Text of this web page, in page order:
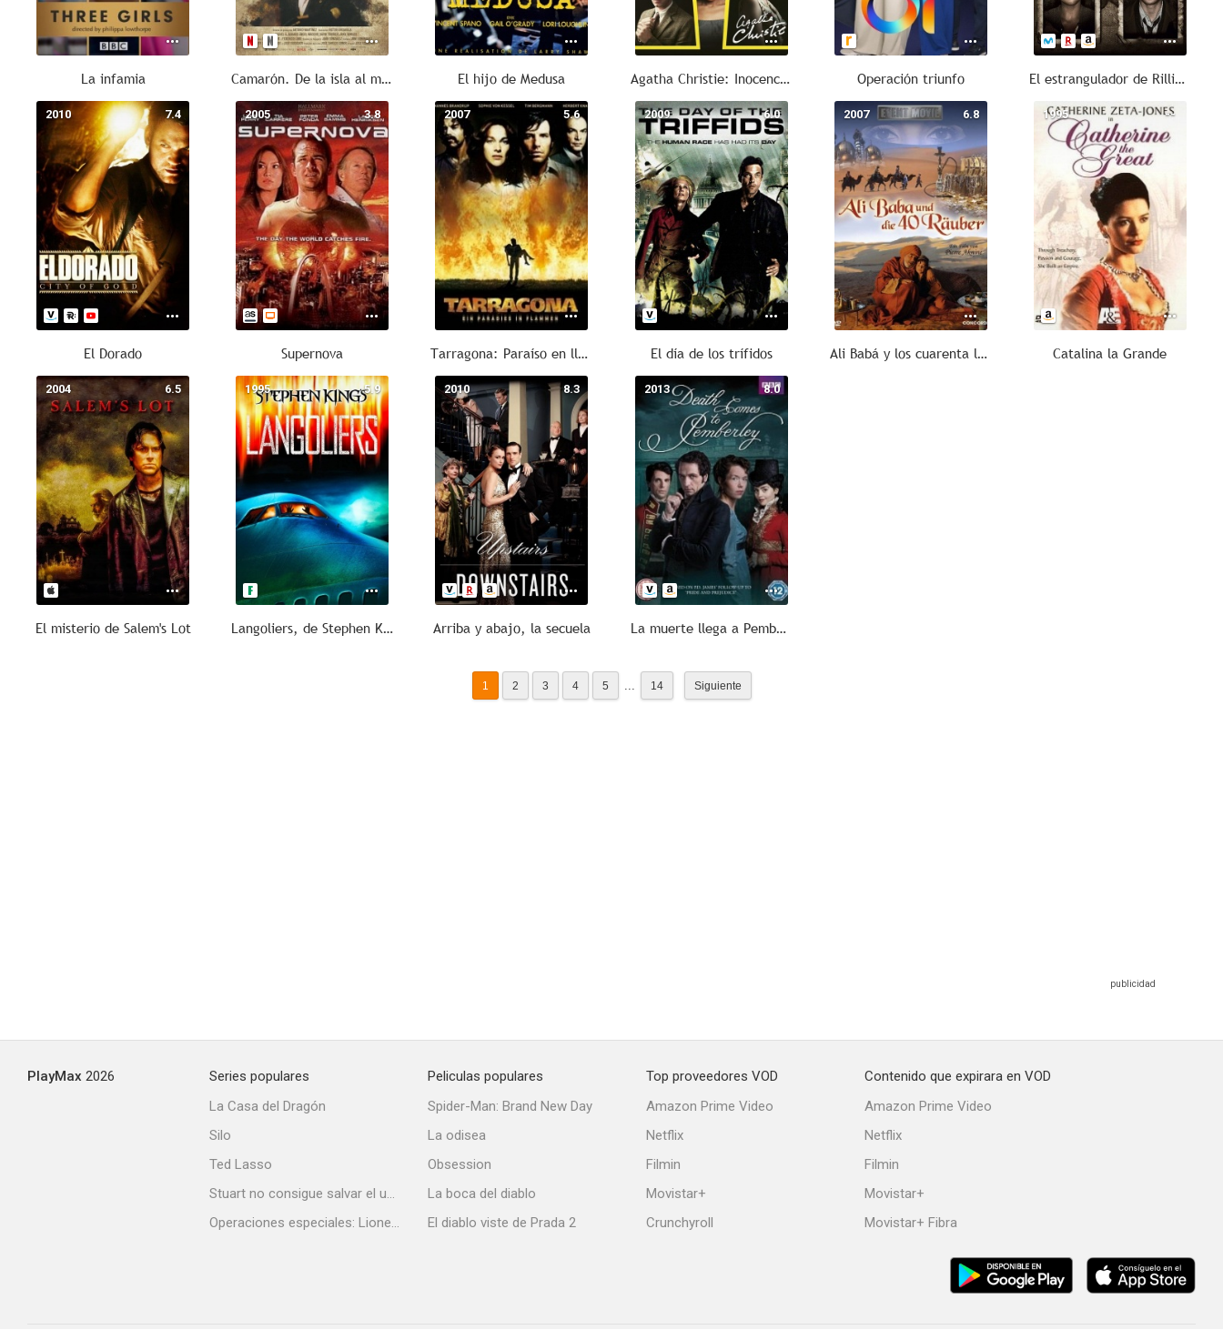
La infamia Camarón. De la isla al mito El hijo de Medusa Agatha Christie: Inocencia trágica Operación triunfo El estrangulador de Rillington Place
7.4
2010
El Dorado
3.8
2005
Supernova
5.6
2007
Tarragona: Paraíso en llamas
6.0
2009
El día de los trífidos
6.8
2007
Ali Babá y los cuarenta ladrones
--
1995
Catalina la Grande
6.5
2004
El misterio de Salem's Lot
5.9
1995
Langoliers, de Stephen King
8.3
2010
Arriba y abajo, la secuela
8.0
2013
La muerte llega a Pemberley
1 2 3 4 5 ... 14 Siguiente
PlayMax 2026
Series populares
La Casa del Dragón
Silo
Ted Lasso
Stuart no consigue salvar el universo
Operaciones especiales: Lioness
Peliculas populares
Spider-Man: Brand New Day
La odisea
Obsession
La boca del diablo
El diablo viste de Prada 2
Top proveedores VOD
Amazon Prime Video
Netflix
Filmin
Movistar+
Crunchyroll
Contenido que expirara en VOD
Amazon Prime Video
Netflix
Filmin
Movistar+
Movistar+ Fibra